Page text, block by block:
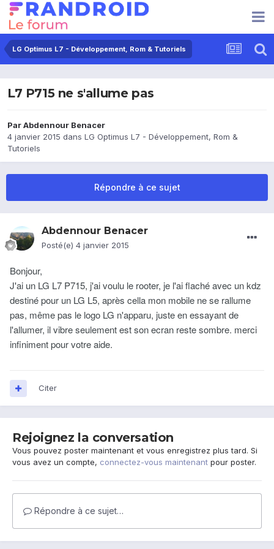
LG Optimus L7 - Développement, Rom & Tutoriels
L7 P715 ne s'allume pas
ParAbdennour Benacer
4 janvier 2015 dans LG Optimus L7 - Développement, Rom &
Tutoriels
Répondre à ce sujet
Abdennour Benacer
Posté(e) 4 janvier 2015
Bonjour,
J'ai un LG L7 P715, j'ai voulu le rooter, je l'ai flaché avec un kdz
destiné pour un LG L5, après cella mon mobile ne se rallume
pas, même pas le logo LG n'apparu, juste en essayant de
l'allumer, il vibre seulement est son ecran reste sombre. merci
infiniment pour votre aide.
Citer
Rejoignez la conversation
Vous pouvez poster maintenant et vous enregistrez plus tard. Si
vous avez un compte, connectez-vous maintenant pour poster.
Répondre à ce sujet…